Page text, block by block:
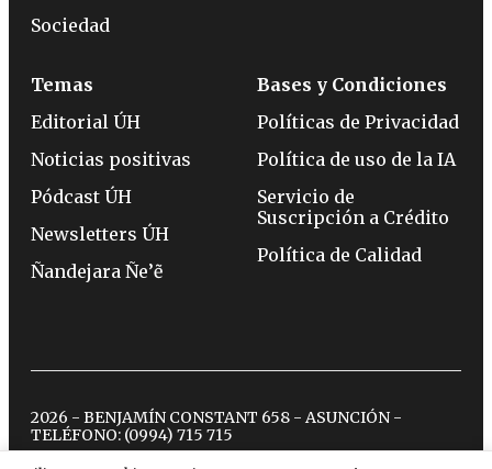
Sociedad
Temas
Editorial ÚH
Noticias positivas
Pódcast ÚH
Newsletters ÚH
Ñandejara Ñe’ẽ
Bases y Condiciones
Políticas de Privacidad
Política de uso de la IA
Servicio de
Suscripción a Crédito
Política de Calidad
2026 - BENJAMÍN CONSTANT 658 - ASUNCIÓN -
TELÉFONO: (0994) 715 715